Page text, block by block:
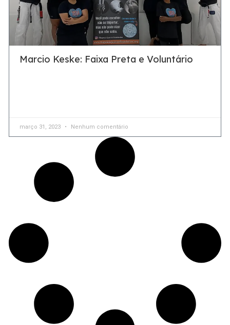
Marcio Keske: Faixa Preta e Voluntário
março 31, 2023 Nenhum comentário